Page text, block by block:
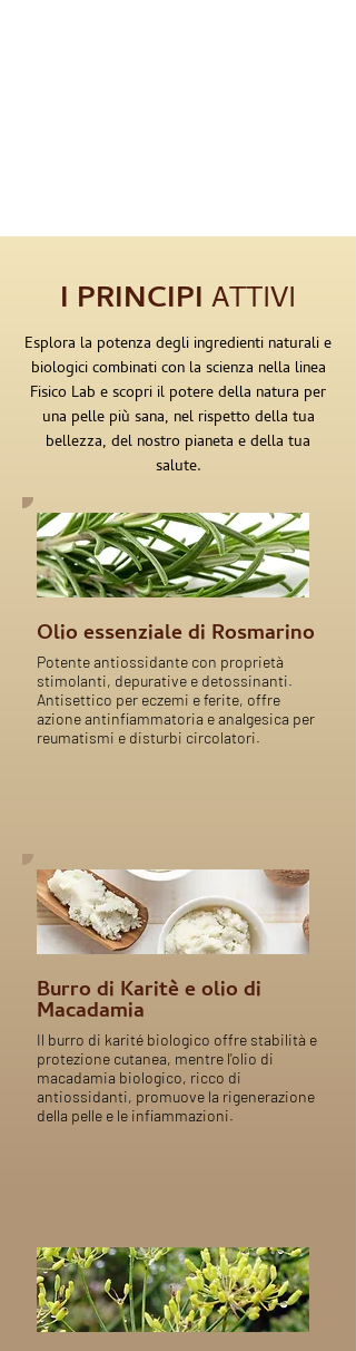
I PRINCIPI ATTIVI
Esplora la potenza degli ingredienti naturali e
biologici combinati con la scienza nella linea
Fisico Lab e scopri il potere della natura per
una pelle più sana, nel rispetto della tua
bellezza, del nostro pianeta e della tua
salute.
Olio essenziale di Rosmarino
Potente antiossidante con proprietà
stimolanti, depurative e detossinanti.
Antisettico per eczemi e ferite, offre
azione antinfiammatoria e analgesica per
reumatismi e disturbi circolatori.
Burro di Karitè e olio di
Macadamia
Il burro di karité biologico offre stabilità e
protezione cutanea, mentre l'olio di
macadamia biologico, ricco di
antiossidanti, promuove la rigenerazione
della pelle e le infiammazioni.